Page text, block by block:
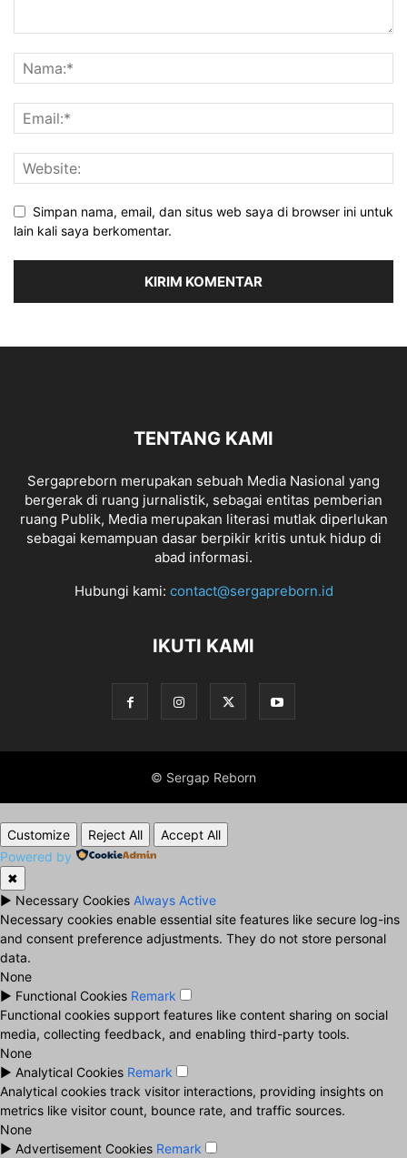
Simpan nama, email, dan situs web saya di browser ini untuk
lain kali saya berkomentar.
TENTANG KAMI
Sergapreborn merupakan sebuah Media Nasional yang
bergerak di ruang jurnalistik, sebagai entitas pemberian
ruang Publik, Media merupakan literasi mutlak diperlukan
sebagai kemampuan dasar berpikir kritis untuk hidup di
abad informasi.
Hubungi kami: contact@sergapreborn.id
IKUTI KAMI
© Sergap Reborn
Customize Reject All
Accept All
Powered by
✖
► Necessary Cookies Always Active
Necessary cookies enable essential site features like secure log-ins
and consent preference adjustments. They do not store personal
data.
None
► Functional Cookies Remark
Functional cookies support features like content sharing on social
media, collecting feedback, and enabling third-party tools.
None
► Analytical Cookies Remark
Analytical cookies track visitor interactions, providing insights on
metrics like visitor count, bounce rate, and traffic sources.
None
► Advertisement Cookies Remark